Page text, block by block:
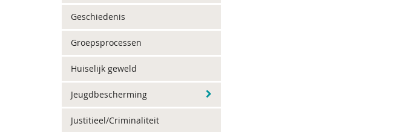
Geschiedenis
Groepsprocessen
Huiselijk geweld
Jeugdbescherming
Justitieel/Criminaliteit